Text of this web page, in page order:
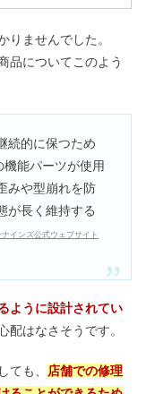
りませんでした。
品についてこのよう
続的に保つため
能パーツが使用
みや型崩れを防
が長く維持する
ナインズ公式ウェブサイト
ように設計されてい
配はなさそうです。
ても、
店舗での修理